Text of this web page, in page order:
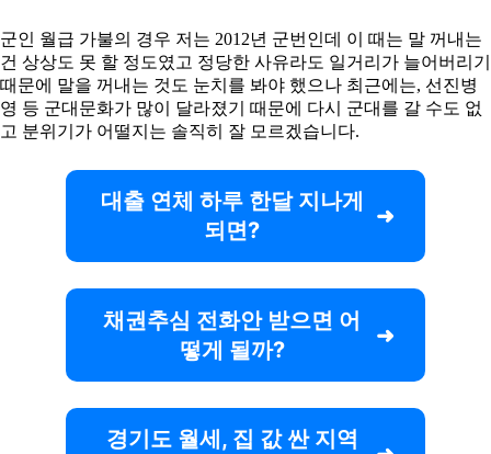
군인 월급 가불의 경우 저는 2012년 군번인데 이 때는 말 꺼내는
건 상상도 못 할 정도였고 정당한 사유라도 일거리가 늘어버리기
때문에 말을 꺼내는 것도 눈치를 봐야 했으나 최근에는, 선진병
영 등 군대문화가 많이 달라졌기 때문에 다시 군대를 갈 수도 없
고 분위기가 어떨지는 솔직히 잘 모르겠습니다.
대출 연체 하루 한달 지나게
되면?
채권추심 전화안 받으면 어
떻게 될까?
경기도 월세, 집 값 싼 지역